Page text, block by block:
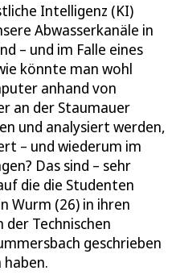
Intelligenz (KI)
Abwasserkanäle in
– und im Falle eines
könnte man wohl
anhand von
an der Staumauer
und analysiert werden,
– und wiederum im
Das sind – sehr
die die Studenten
Wurm (26) in ihren
Technischen
geschrieben